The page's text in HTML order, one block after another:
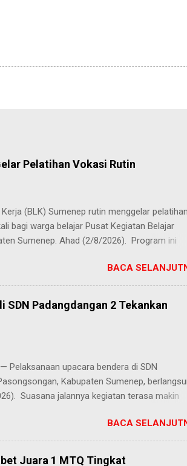
Pelatihan Vokasi Rutin
(BLK) Sumenep rutin menggelar
bagi warga belajar Pusat Kegiatan Belajar
Sumenep. Ahad (2/8/2026). Program ini
dipilih peserta sesuai bakat dan minat
hangat para peserta. Salah satunya
Khairot, Desa Bragung, Kecamatan Guluk-
pelatihan ini. Selain menambah
berkenalan dan berkolaborasi dengan
mengapresiasi keikutsertaan anak didiknya.
ada anak didik kami yan...
BACA
SDN Padangdangan 2 Tekankan
— Pelaksanaan upacara bendera di SDN
Kabupaten Sumenep,
Suasana jalannya kegiatan terasa makin
Zainal Arifin, S.Pd., menyampaikan
upacara, khususnya para siswa. Dalam
generasi muda dalam melanjutkan
BACA
Juara 1 MTQ Tingkat